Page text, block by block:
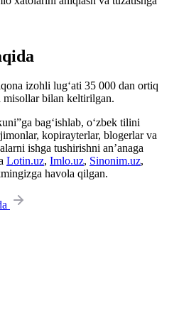
izohli lug‘ati 35 000 dan ortiq
misollar bilan keltirilgan.
bag‘ishlab, o‘zbek tilini
kopirayterlar, blogerlar va
ishga tushirishni an’anaga
Lotin.uz, Imlo.uz, Sinonim.uz,
havola qilgan.